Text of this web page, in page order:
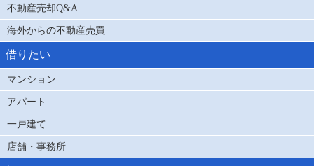
不動産売却Q&A
海外からの不動産売買
借りたい
マンション
アパート
一戸建て
店舗・事務所